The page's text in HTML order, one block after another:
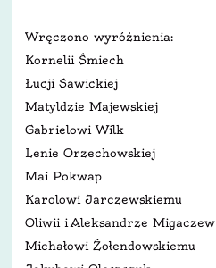
Wręczono wyróżnienia:
Kornelii Śmiech
Łucji Sawickiej
Matyldzie Majewskiej
Gabrielowi Wilk
Lenie Orzechowskiej
Mai Pokwap
Karolowi Jarczewskiemu
Oliwii i Aleksandrze Migaczew
Michałowi Żołendowskiemu